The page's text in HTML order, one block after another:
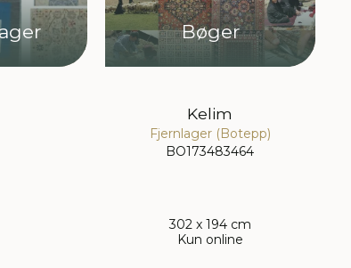
Bøger
Kelim
Fjernlager (Botepp)
BO173483464
302 x 194 cm
Kun online